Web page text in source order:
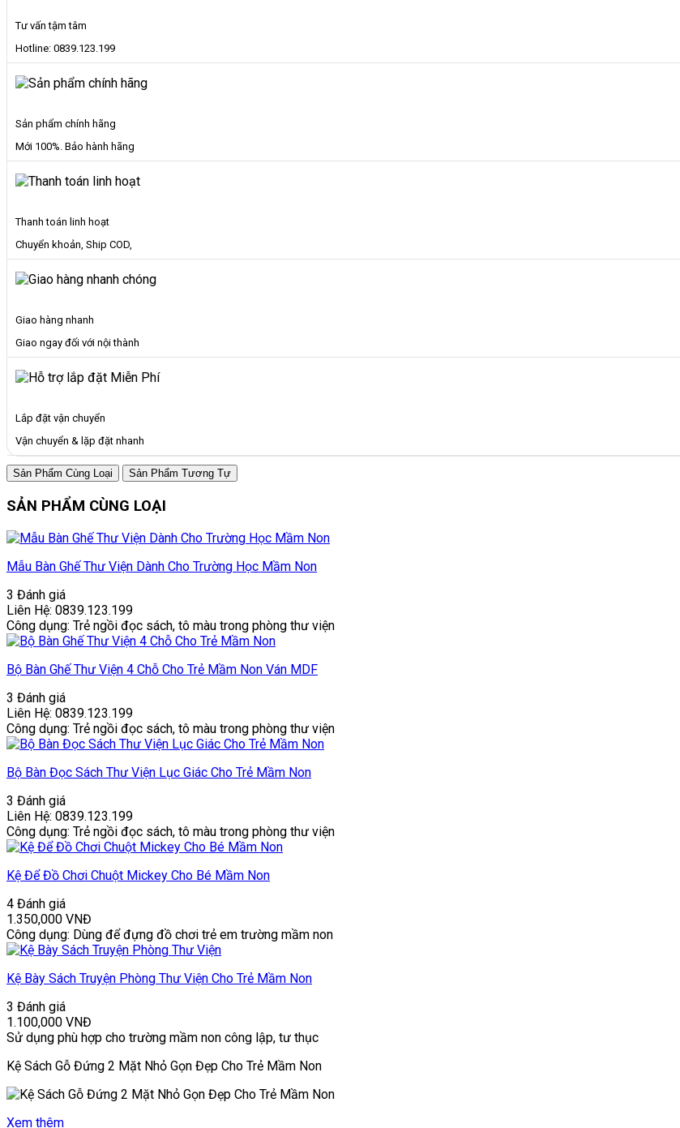
số
Tư vấn tậm tâm
Hotline: 0839.123.199
Sản phẩm chính hãng
Mới 100%. Bảo hành hãng
Thanh toán linh hoạt
Chuyển khoản, Ship COD,
Giao hàng nhanh
Giao ngay đối với nội thành
Lắp đặt vận chuyển
Vận chuyển & lặp đặt nhanh
Sản Phẩm Cùng Loại Sản Phẩm Tương Tự
SẢN PHẨM CÙNG LOẠI
Mẫu Bàn Ghế Thư Viện Dành Cho Trường Học Mầm Non
3 Đánh giá
Liên Hệ: 0839.123.199
Công dụng: Trẻ ngồi đọc sách, tô màu trong phòng thư viện
Bộ Bàn Ghế Thư Viện 4 Chỗ Cho Trẻ Mầm Non Ván MDF
3 Đánh giá
Liên Hệ: 0839.123.199
Công dụng: Trẻ ngồi đọc sách, tô màu trong phòng thư viện
Bộ Bàn Đọc Sách Thư Viện Lục Giác Cho Trẻ Mầm Non
3 Đánh giá
Liên Hệ: 0839.123.199
Công dụng: Trẻ ngồi đọc sách, tô màu trong phòng thư viện
Kệ Để Đồ Chơi Chuột Mickey Cho Bé Mầm Non
4 Đánh giá
1.350,000 VNĐ
Công dụng: Dùng để đựng đồ chơi trẻ em trường mầm non
Kệ Bày Sách Truyện Phòng Thư Viện Cho Trẻ Mầm Non
3 Đánh giá
1.100,000 VNĐ
Sử dụng phù hợp cho trường mầm non công lập, tư thục
Kệ Sách Gỗ Đứng 2 Mặt Nhỏ Gọn Đẹp Cho Trẻ Mầm Non
Xem thêm